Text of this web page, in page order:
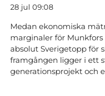
28 jul 09:08
Medan ekonomiska
marginaler för
absolut Sverigetopp för
framgången ligger i ett
generationsprojekt och